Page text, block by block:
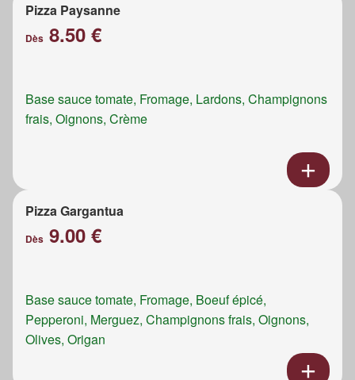
Pizza Paysanne
Dès 8.50 €
Base sauce tomate, Fromage, Lardons, Champignons
frais, Oignons, Crème
Pizza Gargantua
Dès 9.00 €
Base sauce tomate, Fromage, Boeuf épicé,
Pepperoni, Merguez, Champignons frais, Oignons,
Olives, Origan